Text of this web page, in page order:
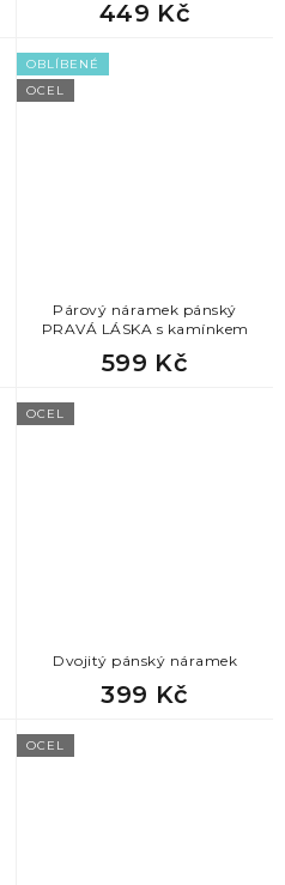
449 Kč
OBLÍBENÉ
OCEL
Párový náramek pánský
PRAVÁ LÁSKA s kamínkem
599 Kč
OCEL
Dvojitý pánský náramek
399 Kč
OCEL